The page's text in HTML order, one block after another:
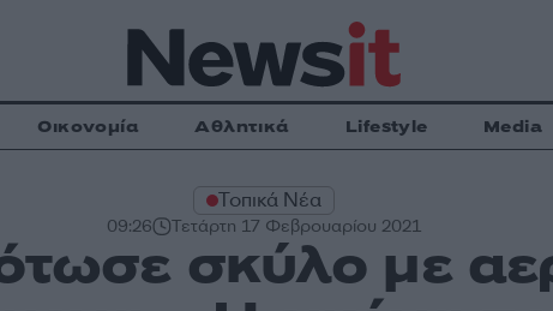
Οικονομία Αθλητικά Lifestyle Media
Τοπικά Νέα
09:26 Τετάρτη 17 Φεβρουαρίου 2021
σκύλο με